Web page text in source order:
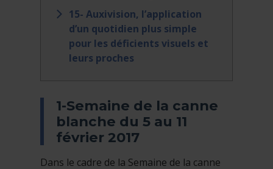
15- Auxivision, l’application
d’un quotidien plus simple
pour les déficients visuels et
leurs proches
1-Semaine de la canne
blanche du 5 au 11
février 2017
Dans le cadre de la Semaine de la canne